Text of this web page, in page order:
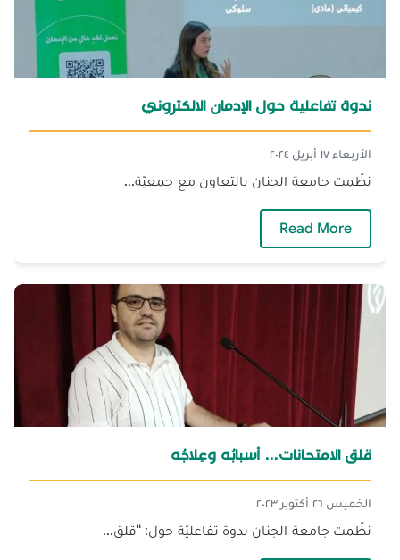
ندوة تفاعلية حول الإدمان الالكتروني
الأربعاء ١٧ أبريل ٢٠٢٤
نظّمت جامعة الجنان بالتعاون مع جمعيّة...
Read More
قلق الامتحانات... أسبابُه وعِلاجُه
الخميس ٢٦ أكتوبر ٢٠٢٣
نظّمت جامعة الجنان ندوة تفاعليّة حول: "قلق...